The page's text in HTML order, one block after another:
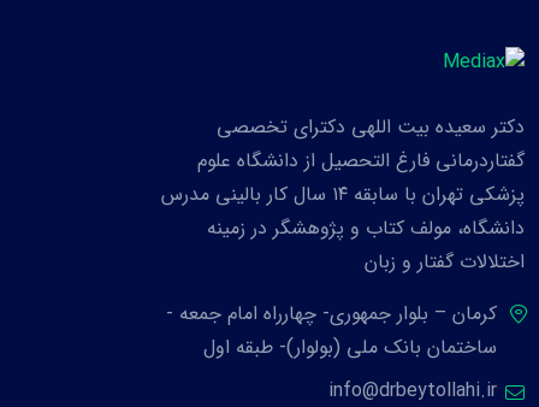
دکتر سعیده بیت اللهی دکترای تخصصی
گفتاردرمانی فارغ التحصیل از دانشگاه علوم
پزشکی تهران با سابقه ۱۴ سال کار بالینی مدرس
دانشگاه، مولف کتاب و پژوهشگر در زمینه
اختلالات گفتار و زبان
کرمان – بلوار جمهوری- چهارراه امام جمعه -
ساختمان بانک ملی (بولوار)- طبقه اول
info@drbeytollahi.ir